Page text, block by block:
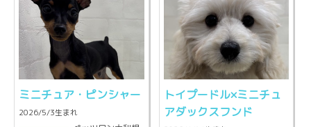
ミニチュア・ピンシャー
2026/5/3生まれ
トイプードル×ミニチュ
アダックスフンド